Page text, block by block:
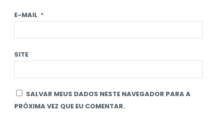
E-MAIL *
SITE
SALVAR MEUS DADOS NESTE NAVEGADOR PARA A
PRÓXIMA VEZ QUE EU COMENTAR.